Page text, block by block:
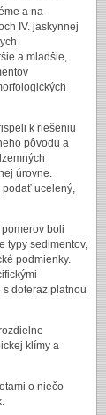
a na
IV. jaskynnej
a mladšie,
k riešeniu
pôvodu a
úrovne.
podať ucelený,
boli
typy sedimentov,
podmienky.
doteraz platnou
klímy a
o niečo